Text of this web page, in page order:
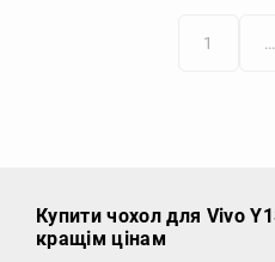
1 …
Купити чохол для Vivo
кращім цінам